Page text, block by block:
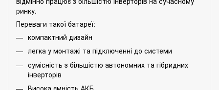
ринку.
Переваги такої батареї:
компактний дизайн
легка у монтажі та підключенні до системи
сумісність з більшістю автономних та гібридних
інверторів
Висока ємність АКБ